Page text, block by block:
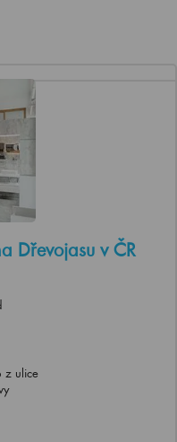
Dřevojasu v ČR
z ulice